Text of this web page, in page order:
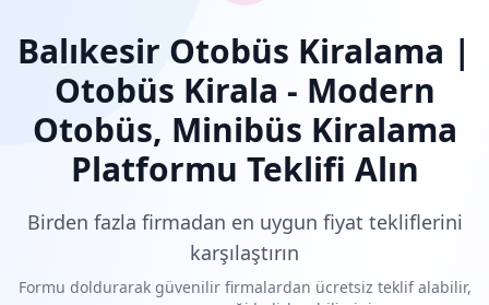
Balıkesir Otobüs Kiralama |
Otobüs Kirala - Modern
Otobüs, Minibüs Kiralama
Platformu Teklifi Alın
Birden fazla firmadan en uygun fiyat tekliflerini
karşılaştırın
Formu doldurarak güvenilir firmalardan ücretsiz teklif alabilir,